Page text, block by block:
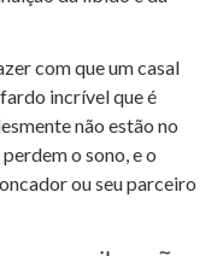
com que um casal
incrível que é
não estão no
o sono, e o
ou seu parceiro